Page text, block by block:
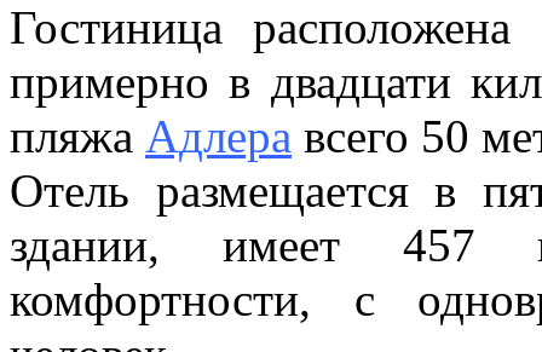
Гостиница
примерно в двадцати
пляжа Адлера всего 50
Отель размещается в
здании, имеет 457
комфортности, с